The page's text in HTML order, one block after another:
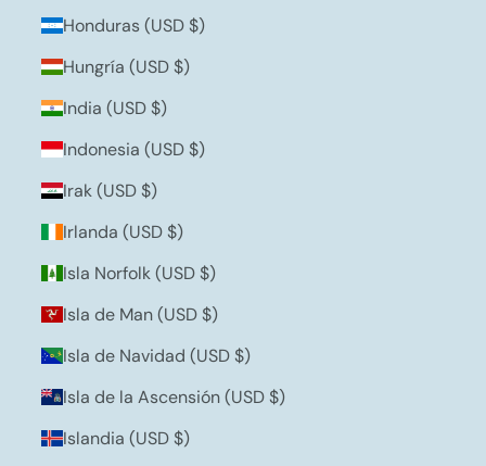
Honduras (USD $)
Hungría (USD $)
India (USD $)
Indonesia (USD $)
Irak (USD $)
Irlanda (USD $)
Isla Norfolk (USD $)
Isla de Man (USD $)
Isla de Navidad (USD $)
Isla de la Ascensión (USD $)
Islandia (USD $)